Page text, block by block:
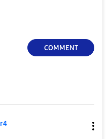
COMMENT
r4